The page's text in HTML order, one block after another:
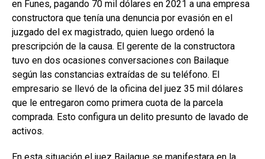
en Funes, pagando 70 mil dólares en 2021 a una empresa
constructora que tenía una denuncia por evasión en el
juzgado del ex magistrado, quien luego ordenó la
prescripción de la causa. El gerente de la constructora
tuvo en dos ocasiones conversaciones con Bailaque
según las constancias extraídas de su teléfono. El
empresario se llevó de la oficina del juez 35 mil dólares
que le entregaron como primera cuota de la parcela
comprada. Esto configura un delito presunto de lavado de
activos.